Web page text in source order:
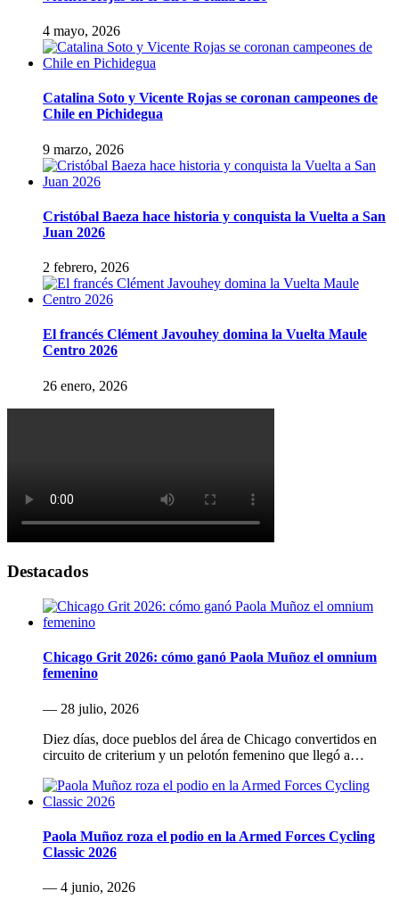
4 mayo, 2026
Catalina Soto y Vicente Rojas se coronan campeones de
Chile en Pichidegua
9 marzo, 2026
Cristóbal Baeza hace historia y conquista la Vuelta a San
Juan 2026
2 febrero, 2026
El francés Clément Javouhey domina la Vuelta Maule
Centro 2026
26 enero, 2026
Destacados
Chicago Grit 2026: cómo ganó Paola Muñoz el omnium
femenino
— 28 julio, 2026
Diez días, doce pueblos del área de Chicago convertidos en
circuito de criterium y un pelotón femenino que llegó a…
Paola Muñoz roza el podio en la Armed Forces Cycling
Classic 2026
— 4 junio, 2026